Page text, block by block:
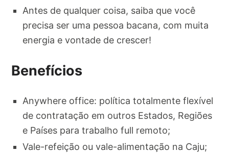
Antes de qualquer coisa, saiba que você
precisa ser uma pessoa bacana, com muita
energia e vontade de crescer!
Benefícios
Anywhere office: política totalmente flexível
de contratação em outros Estados, Regiões
e Países para trabalho full remoto;
Vale-refeição ou vale-alimentação na Caju;